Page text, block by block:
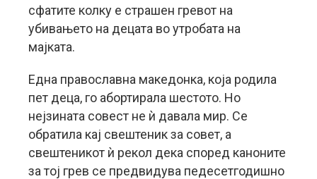
сфатите колку е страшен гревот на
убивањето на децата во утробата на
мајката.
Една православна македонка, која родила
пет деца, го абортирала шестото. Но
нејзината совест не ѝ давала мир. Се
обратила кај свештеник за совет, а
свештеникот ѝ рекол дека според каноните
за тој грев се предвидува педесетгодишно